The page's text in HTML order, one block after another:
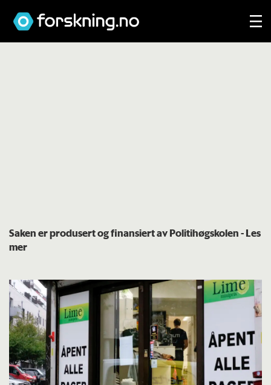
Saken er produsert og finansiert av Politihøgskolen- Les
mer